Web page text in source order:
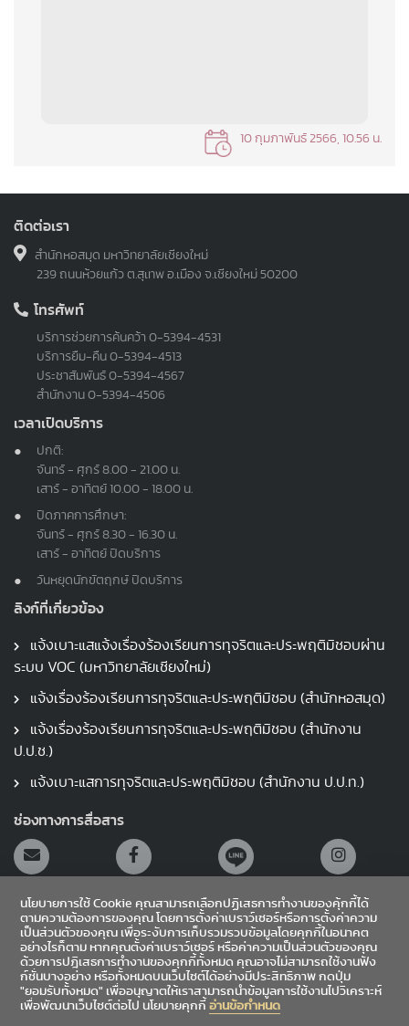
10 กุมภาพันธ์ 2566, 10.56 น.
ติดต่อเรา
สำนักหอสมุด มหาวิทยาลัยเชียงใหม่
239 ถนนห้วยแก้ว ต.สุเทพ อ.เมือง จ.เชียงใหม่ 50200
โทรศัพท์
บริการช่วยการค้นคว้า 0-5394-4531
บริการยืม-คืน 0-5394-4513
ประชาสัมพันธ์ 0-5394-4567
สำนักงาน 0-5394-4506
เวลาเปิดบริการ
ปกติ:
จันทร์ - ศุกร์ 8.00 - 21.00 น.
เสาร์ - อาทิตย์ 10.00 - 18.00 น.
ปิดภาคการศึกษา:
จันทร์ - ศุกร์ 8.30 - 16.30 น.
เสาร์ - อาทิตย์ ปิดบริการ
วันหยุดนักขัตฤกษ์ ปิดบริการ
ลิงก์ที่เกี่ยวข้อง
แจ้งเบาะแสแจ้งเรื่องร้องเรียนการทุจริตและประพฤติมิชอบผ่าน
ระบบ VOC (มหาวิทยาลัยเชียงใหม่)
แจ้งเรื่องร้องเรียนการทุจริตและประพฤติมิชอบ (สำนักหอสมุด)
แจ้งเรื่องร้องเรียนการทุจริตและประพฤติมิชอบ (สำนักงาน
ป.ป.ช.)
แจ้งเบาะแสการทุจริตและประพฤติมิชอบ (สำนักงาน ป.ป.ท.)
ช่องทางการสื่อสาร
สายตรงผู้อำนวยการ
เข้าสู่ระบบ
นโยบายการใช้ Cookie คุณสามารถเลือกปฏิเสธการทำงานของคุ้กกี้ได้
ตามความต้องการของคุณ โดยการตั้งค่าเบราว์เซอร์หรือการตั้งค่าความ
เป็นส่วนตัวของคุณ เพื่อระงับการเก็บรวมรวบข้อมูลโดยคุกกี้ในอนาคต
อย่างไรก็ตาม หากคุณตั้งค่าเบราว์เซอร์ หรือค่าความเป็นส่วนตัวของคุณ
ด้วยการปฎิเสธการทำงานของคุกกี้ทั้งหมด คุณอาจไม่สามารถใช้งานฟัง
ก์ชั่นบางอย่าง หรือทั้งหมดบนเว็บไซต์ได้อย่างมีประสิทธิภาพ กดปุ่ม
"ยอมรับทั้งหมด" เพื่ออนุญาตให้เราสามารถนำข้อมูลการใช้งานไปวิเคราะห์
เพื่อพัฒนาเว็บไซต์ต่อไป นโยบายคุกกี้อ่านข้อกำหนด